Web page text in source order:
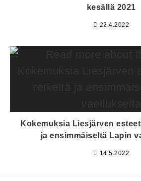
kesällä 2021
22.4.2022
Kokemuksia Liesjärven
ja ensimmäiseltä Lapin
14.5.2022